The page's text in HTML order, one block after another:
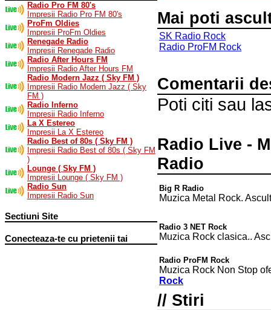
Radio Pro FM 80's
Impresii Radio Pro FM 80's
ProFm Oldies
Impresii ProFm Oldies
Renegade Radio
Impresii Renegade Radio
Radio After Hours FM
Impresii Radio After Hours FM
Radio Modern Jazz ( Sky FM )
Impresii Radio Modern Jazz ( Sky
FM )
Radio Inferno
Impresii Radio Inferno
La X Estereo
Impresii La X Estereo
Radio Best of 80s ( Sky FM )
Impresii Radio Best of 80s ( Sky FM
)
Lounge ( Sky FM )
Impresii Lounge ( Sky FM )
Radio Sun
Impresii Radio Sun
Sectiuni Site
Conecteaza-te cu prietenii tai
Mai poti
SK Radio Rock
Radio ProFM Rock
Comentarii
Poti citi sau
Radio Live -
Radio
Big R Radio
Muzica Metal Rock.
Radio 3 NET Rock
Muzica Rock clasica..
Radio ProFM Rock
Muzica Rock Non Stop
Rock
// Stiri